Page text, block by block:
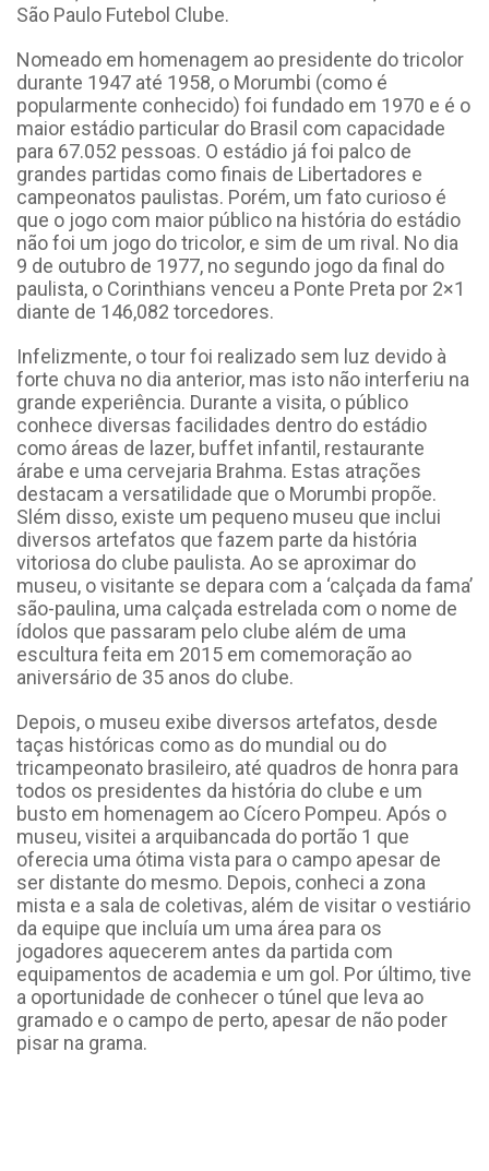
São Paulo Futebol Clube.
Nomeado em homenagem ao presidente do tricolor
durante 1947 até 1958, o Morumbi (como é
popularmente conhecido) foi fundado em 1970 e é o
maior estádio particular do Brasil com capacidade
para 67.052 pessoas. O estádio já foi palco de
grandes partidas como finais de Libertadores e
campeonatos paulistas. Porém, um fato curioso é
que o jogo com maior público na história do estádio
não foi um jogo do tricolor, e sim de um rival. No dia
9 de outubro de 1977, no segundo jogo da final do
paulista, o Corinthians venceu a Ponte Preta por 2×1
diante de 146,082 torcedores.
Infelizmente, o tour foi realizado sem luz devido à
forte chuva no dia anterior, mas isto não interferiu na
grande experiência. Durante a visita, o público
conhece diversas facilidades dentro do estádio
como áreas de lazer, buffet infantil, restaurante
árabe e uma cervejaria Brahma. Estas atrações
destacam a versatilidade que o Morumbi propõe.
Slém disso, existe um pequeno museu que inclui
diversos artefatos que fazem parte da história
vitoriosa do clube paulista. Ao se aproximar do
museu, o visitante se depara com a ‘calçada da fama’
são-paulina, uma calçada estrelada com o nome de
ídolos que passaram pelo clube além de uma
escultura feita em 2015 em comemoração ao
aniversário de 35 anos do clube.
Depois, o museu exibe diversos artefatos, desde
taças históricas como as do mundial ou do
tricampeonato brasileiro, até quadros de honra para
todos os presidentes da história do clube e um
busto em homenagem ao Cícero Pompeu. Após o
museu, visitei a arquibancada do portão 1 que
oferecia uma ótima vista para o campo apesar de
ser distante do mesmo. Depois, conheci a zona
mista e a sala de coletivas, além de visitar o vestiário
da equipe que incluía um uma área para os
jogadores aquecerem antes da partida com
equipamentos de academia e um gol. Por último, tive
a oportunidade de conhecer o túnel que leva ao
gramado e o campo de perto, apesar de não poder
pisar na grama.